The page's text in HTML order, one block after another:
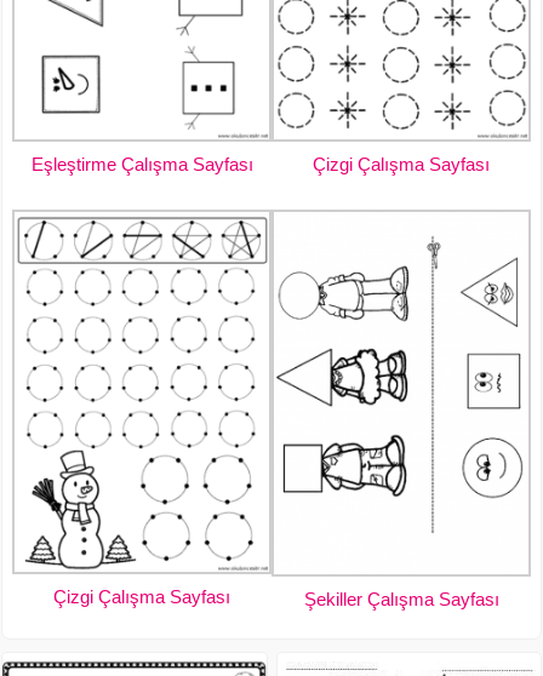
Eşleştirme Çalışma Sayfası Çizgi Çalışma Sayfası
Çizgi Çalışma Sayfası Şekiller Çalışma Sayfası